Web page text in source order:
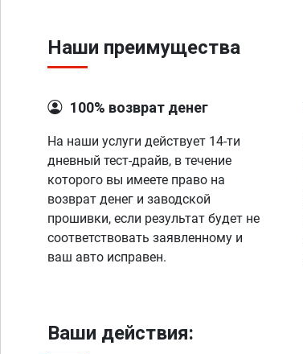
Наши преимущества
100% возврат денег
На наши услуги действует 14-ти
дневный тест-драйв, в течение
которого вы имеете право на
возврат денег и заводской
прошивки, если результат будет не
соответствовать заявленному и
ваш авто исправен.
Ваши действия: